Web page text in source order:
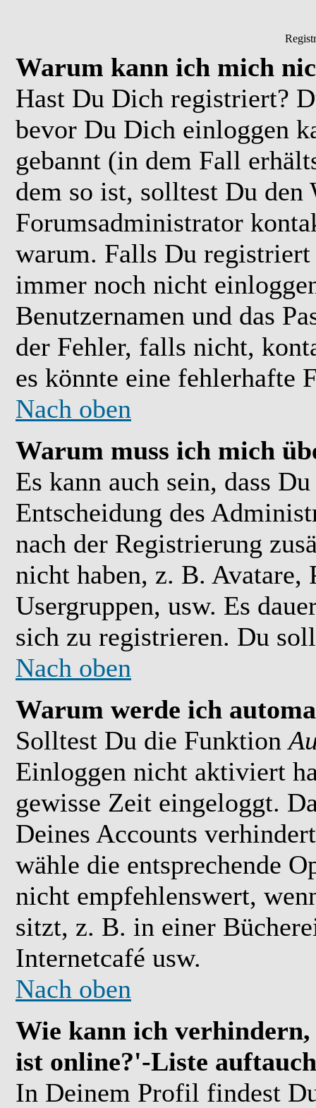
Warum kann ich mich
Hast Du Dich registriert?
bevor Du Dich einloggen
gebannt (in dem Fall
dem so ist, solltest Du den
Forumsadministrator
warum. Falls Du
immer noch nicht
Benutzernamen und das
der Fehler, falls nicht,
es könnte eine fehlerhafte
Nach oben
Warum muss ich mich
Es kann auch sein, dass
Entscheidung des
nach der Registrierung
nicht haben, z. B.
Usergruppen, usw. Es
sich zu registrieren. Du
Nach oben
Warum werde ich
Solltest Du die Funktion
Einloggen nicht aktiviert
gewisse Zeit eingeloggt.
Deines Accounts
wähle die entsprechende
nicht empfehlenswert,
sitzt, z. B. in einer
Internetcafé usw.
Nach oben
Wie kann ich
ist online?'-Liste
In Deinem Profil findest